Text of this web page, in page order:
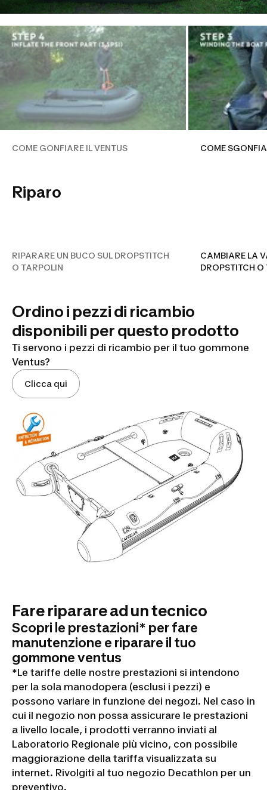
COME GONFIARE IL VENTUS COME
Riparo
RIPARARE UN BUCO SUL DROPSTITCH
O TARPOLIN
CAMBIARE LA
DROPSTITCH O
Ordino i pezzi di ricambio
disponibili per questo prodotto
Ti servono i pezzi di ricambio per il tuo gommone
Ventus?
Clicca qui
Fare riparare ad un tecnico
Scopri le prestazioni* per fare
manutenzione e riparare il tuo
gommone ventus
*Le tariffe delle nostre prestazioni si intendono
per la sola manodopera (esclusi i pezzi) e
possono variare in funzione dei negozi. Nel caso in
cui il negozio non possa assicurare le prestazioni
a livello locale, i prodotti verranno inviati al
Laboratorio Regionale più vicino, con possibile
maggiorazione della tariffa visualizzata su
internet. Rivolgiti al tuo negozio Decathlon per un
preventivo.